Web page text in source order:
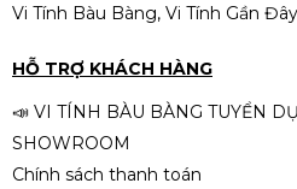
(2.4GHz
nhân 24
2011-3)
Vi Tính Bàu Bàng, Vi Tính Gần
HỖ TRỢ KHÁCH HÀNG
📣 VI TÍNH BÀU BÀNG TUYỂN
SHOWROOM
Chính sách thanh toán